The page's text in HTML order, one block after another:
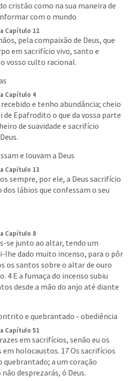
cristão como na sua maneira de
com o mundo
Capítulo 12
pela compaixão de Deus, que
em sacrifício vivo, santo e
vosso culto racional.
Capítulo 4
e tenho abundância; cheio
de Epafrodito o que da vossa parte
de suavidade e sacrifício
e louvam a Deus
Capítulo 13
sempre, por ele, a Deus sacrifício
lábios que confessam o seu
Capítulo 8
se junto ao altar, tendo um
lhe dado muito incenso, para o pôr
os santos sobre o altar de ouro
4 E a fumaça do incenso subiu
desde a mão do anjo até diante
e quebrantado - obediência
Capítulo 51
em sacrifícios, senão eu os
holocaustos. 17 Os sacrifícios
quebrantado; a um coração
desprezarás, ó Deus.